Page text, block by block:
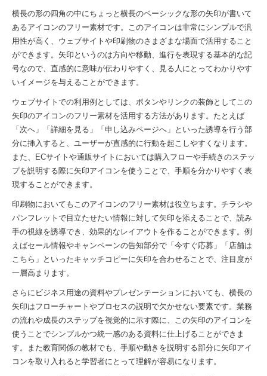
横長の形の四角の中にちょっと横長のベーシックな形の矢印が書いて
あるアイコンのフリー素材です。このアイコンは非常にシンプルで汎
用性が高く、ウェブサイトや印刷物のさまざまな場面で活用すること
ができます。矢印というのは方向や移動、進行を表現する基本的な記
号なので、直感的に意味が伝わりやすく、見る人にとってわかりやす
いイメージを与えることができます。
ウェブサイトでの利用例としては、ボタンやリンクの装飾としてこの
矢印のアイコンのフリー素材を活用する方法があります。たとえば
「次へ」「詳細を見る」「申し込みページへ」といった誘導を行う部
分に挿入すると、ユーザーが直感的に行動を起こしやすくなります。
また、ECサイトや通販サイトにおいては購入フローや手続きのステッ
プを説明する際に矢印アイコンを使うことで、手順を分かりやすく表
現することができます。
印刷物においてもこのアイコンのフリー素材は役立ちます。チラシや
パンフレットで目立たせたい情報に対して矢印を添えることで、読み
手の視線を誘導でき、効果的なレイアウトを作ることができます。例
えばセール情報やキャンペーンの告知部分で「今すぐ応募」「店舗は
こちら」といったキャッチコピーに矢印を合わせることで、注目度が
一層高まります。
さらにビジネス用途の資料やプレゼンテーションにおいても、横長の
矢印はフローチャートやプロセスの説明で欠かせない要素です。業務
の流れや成長のステップを視覚的に示す際に、この矢印のアイコンを
使うことでシンプルかつ統一感のある資料に仕上げることができま
す。また教育関係の教材でも、手順や動きを説明する部分に矢印アイ
コンを取り入れると学習者にとって理解が容易になります。